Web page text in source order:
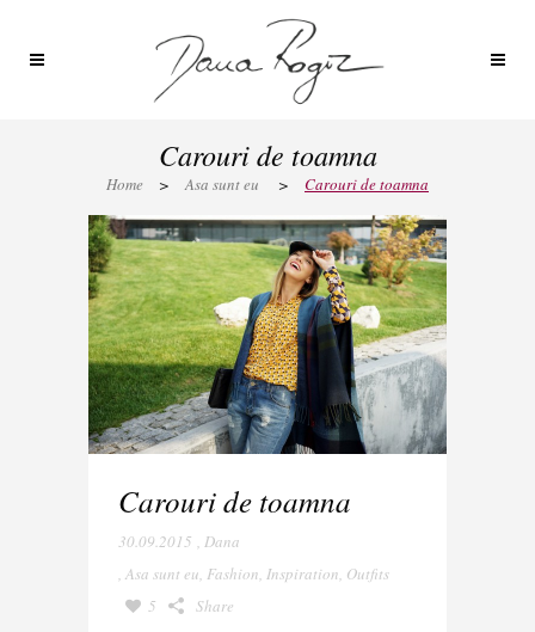
Carouri de toamna
Home > Asa sunt eu > Carouri de toamna
Carouri de toamna
30.09.2015 , Dana
, Asa sunt eu, Fashion, Inspiration, Outfits
5
Share